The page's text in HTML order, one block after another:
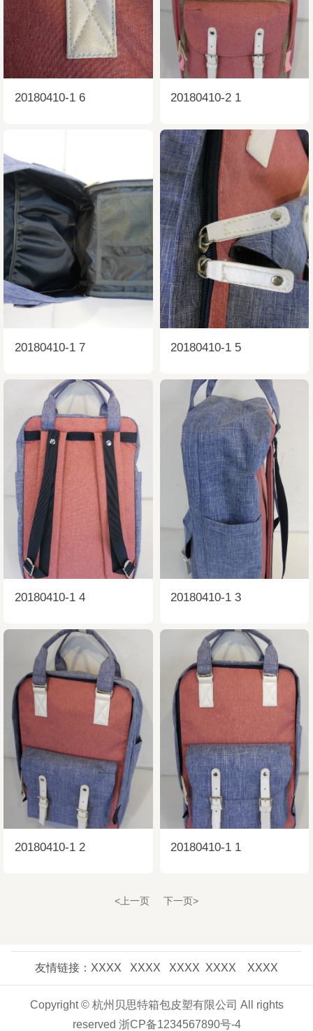
20180410-1 6 20180410-2 1
20180410-1 7 20180410-1 5
20180410-1 4 20180410-1 3
20180410-1 2 20180410-1 1
<上一页 下一页>
友情链接：XXXX XXXX XXXX XXXX XXXX
Copyright © 杭州贝思特箱包皮塑有限公司 All rights
reserved 浙CP备1234567890号-4